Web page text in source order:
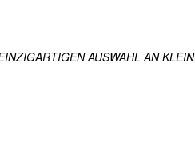
AUSWAHL AN